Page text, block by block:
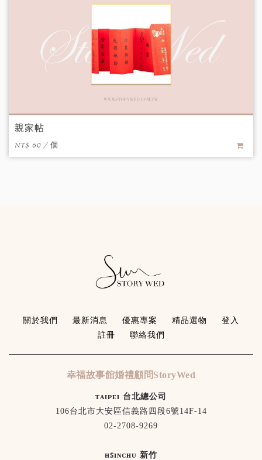
親家帖
NT$ 60 / 個
關於我們 最新消息 優惠專案 精品選物
登入
註冊
聯絡我們
幸福故事館婚禮顧問StoryWed
ᴛᴀɪᴘᴇɪ 台北總公司
106台北市大安區信義路四段6號14F-14
02-2708-9269
ʜꜱɪɴᴄʜᴜ 新竹